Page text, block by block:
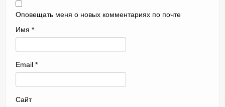
Оповещать меня о новых комментариях по почте
Имя *
Email *
Сайт